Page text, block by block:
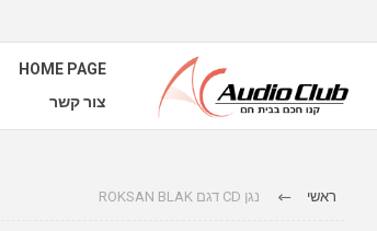
HOME PAGE
צור קשר
ראשי נגן CD דגם ROKSAN BLAK